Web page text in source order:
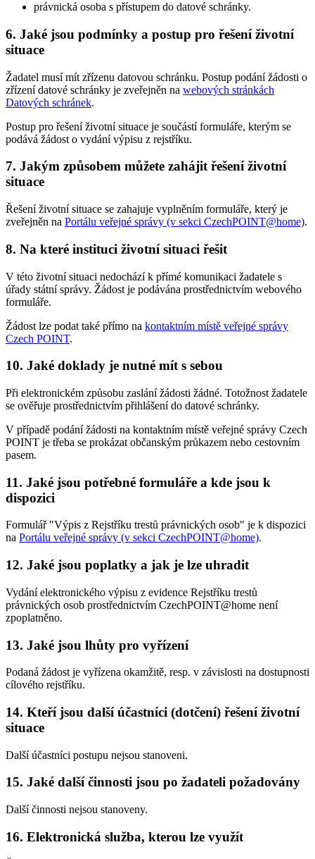
právnická osoba s přístupem do datové schránky.
6. Jaké jsou podmínky a postup pro řešení životní
situace
Žadatel musí mít zřízenu datovou schránku. Postup podání žádosti o
zřízení datové schránky je zveřejněn na webových stránkách
Datových schránek.
Postup pro řešení životní situace je součástí formuláře, kterým se
podává žádost o vydání výpisu z rejstříku.
7. Jakým způsobem můžete zahájit řešení životní
situace
Řešení životní situace se zahajuje vyplněním formuláře, který je
zveřejněn na Portálu veřejné správy (v sekci CzechPOINT@home).
8. Na které instituci životní situaci řešit
V této životní situaci nedochází k přímé komunikaci žadatele s
úřady státní správy. Žádost je podávána prostřednictvím webového
formuláře.
Žádost lze podat také přímo na kontaktním místě veřejné správy
Czech POINT.
10. Jaké doklady je nutné mít s sebou
Při elektronickém způsobu zaslání žádosti žádné. Totožnost žadatele
se ověřuje prostřednictvím přihlášení do datové schránky.
V případě podání žádosti na kontaktním místě veřejné správy Czech
POINT je třeba se prokázat občanským průkazem nebo cestovním
pasem.
11. Jaké jsou potřebné formuláře a kde jsou k
dispozici
Formulář "Výpis z Rejstříku trestů právnických osob" je k dispozici
na Portálu veřejné správy (v sekci CzechPOINT@home).
12. Jaké jsou poplatky a jak je lze uhradit
Vydání elektronického výpisu z evidence Rejstříku trestů
právnických osob prostřednictvím CzechPOINT@home není
zpoplatněno.
13. Jaké jsou lhůty pro vyřízení
Podaná žádost je vyřízena okamžitě, resp. v závislosti na dostupnosti
cílového rejstříku.
14. Kteří jsou další účastníci (dotčení) řešení životní
situace
Další účastníci postupu nejsou stanoveni.
15. Jaké další činnosti jsou po žadateli požadovány
Další činnosti nejsou stanoveny.
16. Elektronická služba, kterou lze využít